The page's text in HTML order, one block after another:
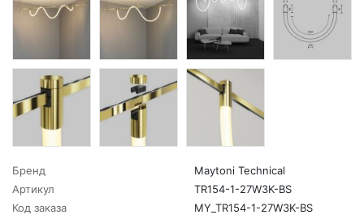
Бренд
Maytoni Technical
Артикул
TR154-1-27W3K-BS
Код заказа
MY_TR154-1-27W3K-BS